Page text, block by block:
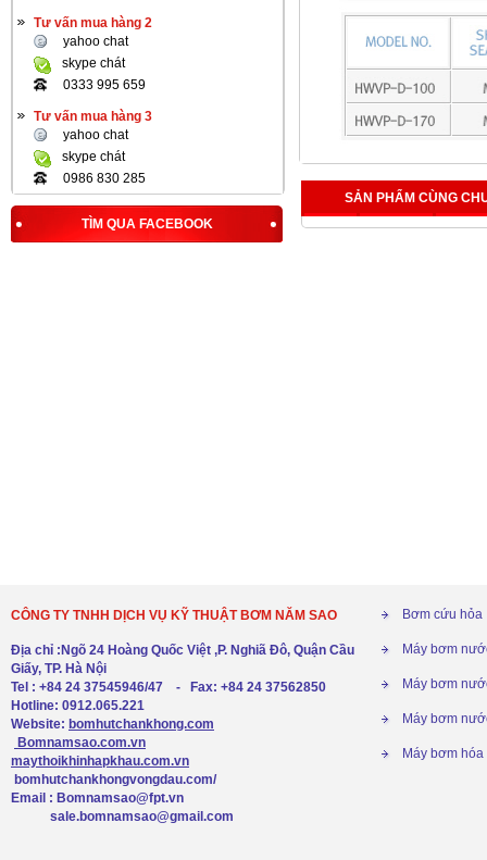
Tư vấn mua hàng 2
yahoo chat
skype chát
0333 995 659
Tư vấn mua hàng 3
yahoo chat
skype chát
0986 830 285
TÌM QUA FACEBOOK
SẢN PHẨM CÙNG
CÔNG TY TNHH DỊCH VỤ KỸ THUẬT BƠM NĂM SAO
Địa chỉ :Ngõ 24 Hoàng Quốc Việt ,P. Nghiã Đô, Quận Cầu
Giấy, TP. Hà Nội
Tel : +84 24 37545946/47 - Fax: +84 24 37562850
Hotline: 0912.065.221
Website: bomhutchankhong.com
Bomnamsao.com.vn
maythoikhinhapkhau.com.vn
bomhutchankhongvongdau.com/
Email : Bomnamsao@fpt.vn
sale.bomnamsao@gmail.com
Bơm cứu hỏa
Máy bơm
Máy bơm
Máy bơm
Máy bơm hóa